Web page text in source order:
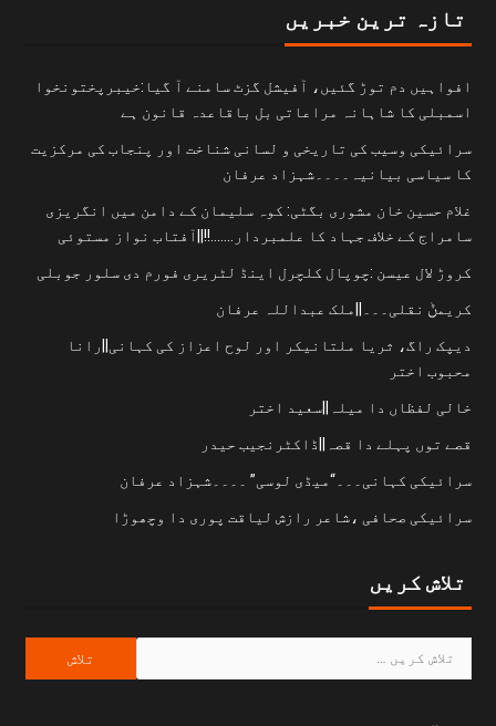
تازہ ترین خبریں
افواہیں دم توڑ گئیں، آفیشل گزٹ سامنے آ گیا:خیبرپختونخوا
اسمبلی کا شاہانہ مراعاتی بل باقاعدہ قانون ہے
سرائیکی وسیب کی تاریخی و لسانی شناخت اور پنجاب کی مرکزیت
کا سیاسی بیانیہ۔۔۔۔شہزاد عرفان
غلام حسین خان مشوری بگٹی: کوہ سلیمان کے دامن میں انگریزی
سامراج کے خلاف جہاد کا علمبردار…….!!||آفتاب نواز مستوئی
کروڑ لال عیسن :چوپال کلچرل اینڈ لٹریری فورم دی سلور جوبلی
کریمݨ نقلی۔۔۔||ملک عبداللہ عرفان
دیپک راگ، ثریا ملتانیکر اور لوح اعزاز کی کہانی||رانا
محبوب اختر
خالی لفظاں دا میلہ||سعید اختر
قصے توں پہلے دا قصہ||ڈاکٹرنجیب حیدر
سرائیکی کہانی۔۔۔“میڈی لوسی” ۔۔۔۔شہزاد عرفان
سرائیکی صحافی ،شاعر رازش لیاقت پوری دا وچھوڑا
تلاش کریں